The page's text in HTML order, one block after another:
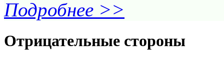
Подробнее >>
Отрицательные стороны